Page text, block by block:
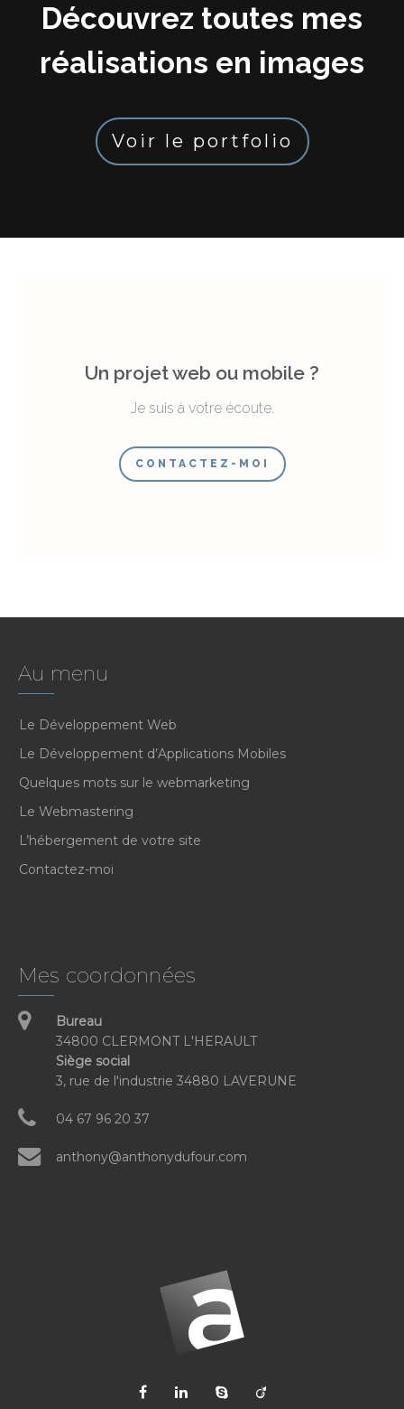
Découvrez toutes mes
réalisations en images
Voir le portfolio
Un projet web ou mobile ?
Je suis à votre écoute.
CONTACTEZ-MOI
Au menu
Le Développement Web
Le Développement d’Applications Mobiles
Quelques mots sur le webmarketing
Le Webmastering
L’hébergement de votre site
Contactez-moi
Mes coordonnées
Bureau
34800 CLERMONT L'HERAULT
Siège social
3, rue de l'industrie 34880 LAVERUNE
04 67 96 20 37
anthony@anthonydufour.com